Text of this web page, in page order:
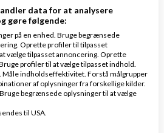
Skrevet20-01-2015
5,0stjerner givet af1
data for at analysere
gøre følgende:
på en enhed. Bruge begrænsede
Oprette profiler til tilpasset
vælge tilpasset annoncering. Oprette
profiler til at vælge tilpasset indhold.
indholdseffektivitet. Forstå målgrupper
af oplysninger fra forskellige kilder.
begrænsede oplysninger til at vælge
til USA.